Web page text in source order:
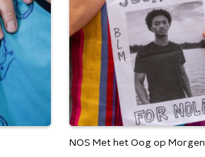
NOS Met het Oog op Morgen